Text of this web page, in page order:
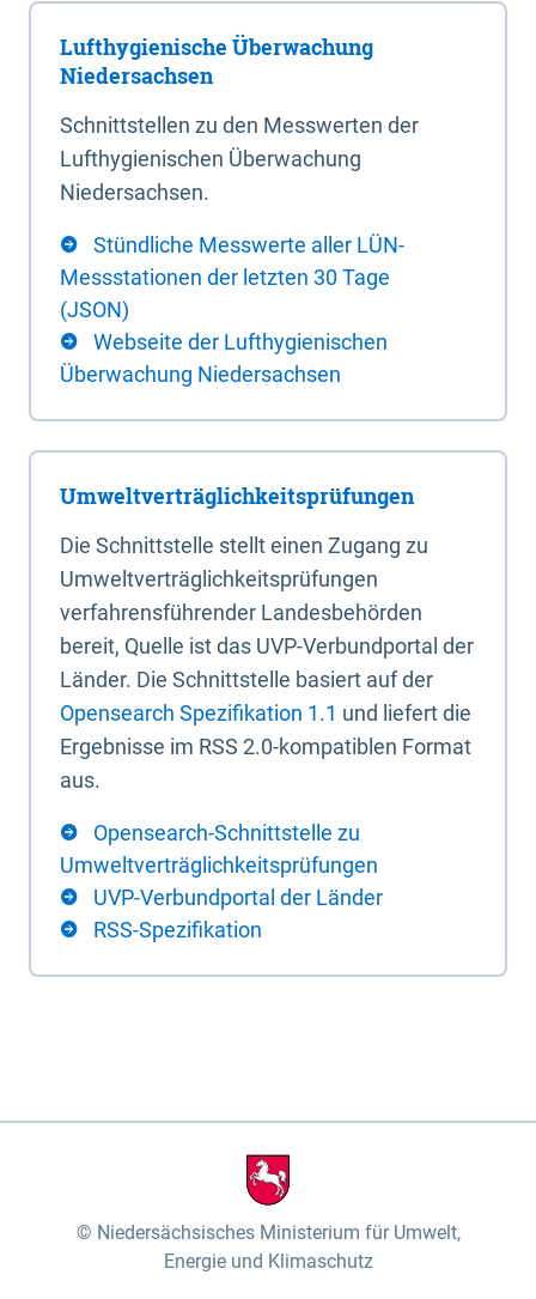
Lufthygienische Überwachung
Niedersachsen
Schnittstellen zu den Messwerten der
Lufthygienischen Überwachung
Niedersachsen.
Stündliche Messwerte aller LÜN-
Messstationen der letzten 30 Tage
(JSON)
Webseite der Lufthygienischen
Überwachung Niedersachsen
Umweltverträglichkeitsprüfungen
Die Schnittstelle stellt einen Zugang zu
Umweltverträglichkeitsprüfungen
verfahrensführender Landesbehörden
bereit, Quelle ist das UVP-Verbundportal der
Länder. Die Schnittstelle basiert auf der
Opensearch Spezifikation 1.1 und liefert die
Ergebnisse im RSS 2.0-kompatiblen Format
aus.
Opensearch-Schnittstelle zu
Umweltverträglichkeitsprüfungen
UVP-Verbundportal der Länder
RSS-Spezifikation
Niedersächsisches Ministerium für Umwelt,
Energie und Klimaschutz